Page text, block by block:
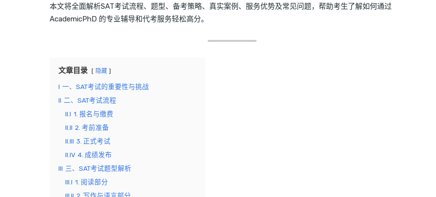
本文将全面解析SAT考试流程、题型、备考策略、真实案例、服务优势及常见问题，帮助考生了解如何通过
AcademicPhD 的专业辅导和代考服务轻松高分。
文章目录 隐藏
I 一、SAT考试的重要性与挑战
II 二、SAT考试流程
II.I 1. 报名与缴费
II.II 2. 考前准备
II.III 3. 正式考试
II.IV 4. 成绩发布
III 三、SAT考试题型解析
III.I 1. 阅读部分